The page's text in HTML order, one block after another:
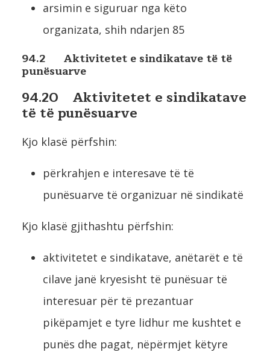
arsimin e siguruar nga këto
organizata, shih ndarjen 85
94.2 Aktivitetet e sindikatave të të
punësuarve
94.20 Aktivitetet e sindikatave
të të punësuarve
Kjo klasë përfshin:
përkrahjen e interesave të të
punësuarve të organizuar në sindikatë
Kjo klasë gjithashtu përfshin:
aktivitetet e sindikatave, anëtarët e të
cilave janë kryesisht të punësuar të
interesuar për të prezantuar
pikëpamjet e tyre lidhur me kushtet e
punës dhe pagat, nëpërmjet këtyre